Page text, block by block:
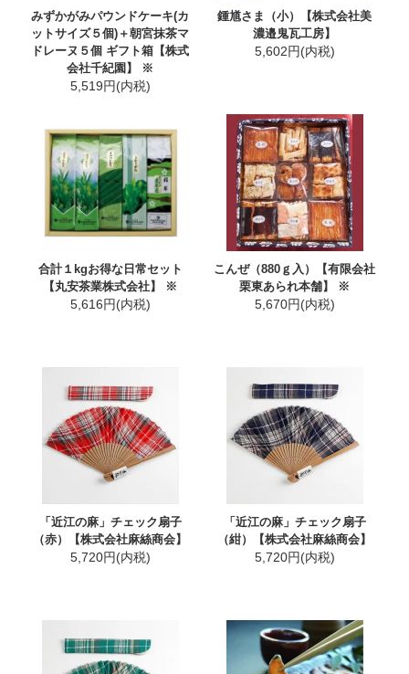
みずかがみパウンドケーキ(カ
ットサイズ５個)＋朝宮抹茶マ
ドレーヌ５個 ギフト箱【株式
会社千紀園】 ※
5,519円(内税)
鍾馗さま（小）【株式会社美
濃邉鬼瓦工房】
5,602円(内税)
合計１kgお得な日常セット
【丸安茶業株式会社】 ※
5,616円(内税)
こんぜ（880ｇ入）【有限会社
栗東あられ本舗】 ※
5,670円(内税)
「近江の麻」チェック扇子
（赤）【株式会社麻絲商会】
5,720円(内税)
「近江の麻」チェック扇子
（紺）【株式会社麻絲商会】
5,720円(内税)